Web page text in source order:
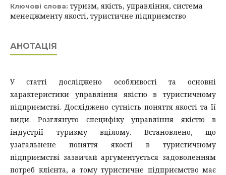
Ключові слова: туризм, якість, управління, система
менеджменту якості, туристичне підприємство
АНОТАЦІЯ
У статті досліджено особливості та основні
характеристики управління якістю в туристичному
підприємстві. Досліджено сутність поняття якості та її
види. Розглянуто специфіку управління якістю в
індустрії туризму вцілому. Встановлено, що
узагальнене поняття якості в туристичному
підприємстві зазвичай аргументується задоволенням
потреб клієнта, а тому туристичне підприємство має